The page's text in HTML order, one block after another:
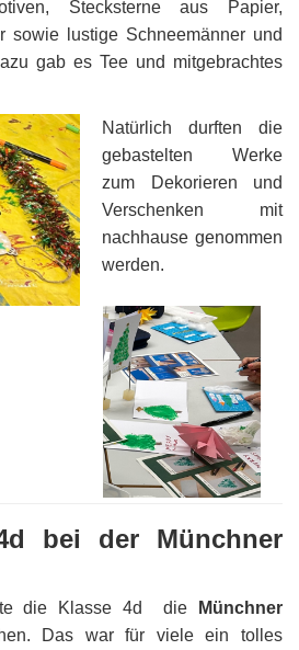
Stecksterne aus Papier,
sowie lustige Schneemänner und
gab es Tee und mitgebrachtes
Natürlich durften die
gebastelten Werke
zum Dekorieren und
Verschenken mit
nachhause genommen
werden.
bei der Münchner
die Klasse 4d die
Münchner
Das war für viele ein tolles